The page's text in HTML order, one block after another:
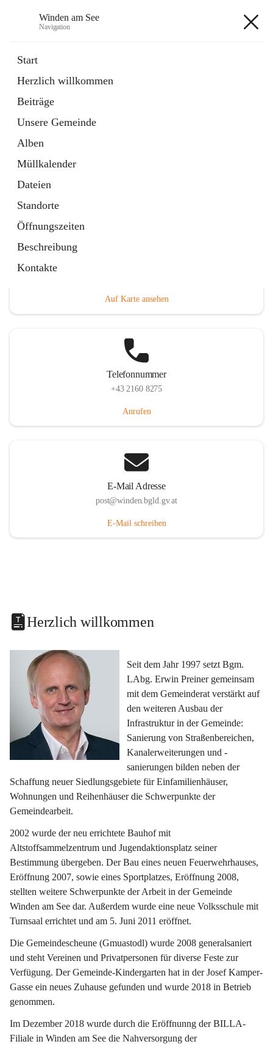
Winden am See
Navigation
Start
Herzlich willkommen
Beiträge
Unsere Gemeinde
Alben
Müllkalender
Dateien
Standorte
Öffnungszeiten
Beschreibung
Kontakte
Externe Webseite
in
Tab
Bebauungsplan
öffnet
in
neuem
Tab
Auf Karte ansehen
Telefonnummer
+43 2160 8275
Anrufen
E-Mail Adresse
post@winden.bgld.gv.at
E-Mail schreiben
Herzlich willkommen
Seit dem Jahr 1997 setzt Bgm.
LAbg. Erwin Preiner gemeinsam
mit dem Gemeinderat verstärkt auf
den weiteren Ausbau der
Infrastruktur in der Gemeinde:
Sanierung von Straßenbereichen,
Kanalerweiterungen und -
sanierungen bilden neben der
Schaffung neuer Siedlungsgebiete für Einfamilienhäuser,
Wohnungen und Reihenhäuser die Schwerpunkte der
Gemeindearbeit.
2002 wurde der neu errichtete Bauhof mit
Altstoffsammelzentrum und Jugendaktionsplatz seiner
Bestimmung übergeben. Der Bau eines neuen Feuerwehrhauses,
Eröffnung 2007, sowie eines Sportplatzes, Eröffnung 2008,
stellten weitere Schwerpunkte der Arbeit in der Gemeinde
Winden am See dar. Außerdem wurde eine neue Volksschule mit
Turnsaal errichtet und am 5. Juni 2011 eröffnet.
Die Gemeindescheune (Gmuastodl) wurde 2008 generalsaniert
und steht Vereinen und Privatpersonen für diverse Feste zur
Verfügung. Der Gemeinde-Kindergarten hat in der Josef Kamper-
Gasse ein neues Zuhause gefunden und wurde 2018 in Betrieb
genommen.
Im Dezember 2018 wurde durch die Eröffnunng der BILLA-
Filiale in Winden am See die Nahversorgung der